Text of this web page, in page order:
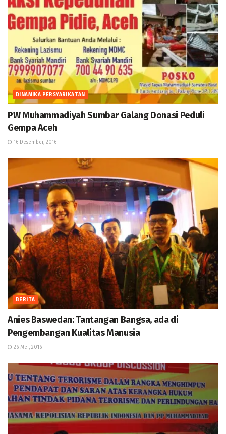
DINAMIKA PERSYARIKATAN
PW Muhammadiyah Sumbar Galang Donasi Peduli
Gempa Aceh
16 Desember, 2016
BERITA
Anies Baswedan: Tantangan Bangsa, ada di
Pengembangan Kualitas Manusia
26 Mei, 2016